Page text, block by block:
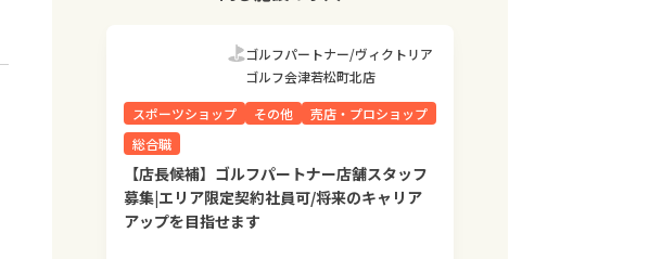
ゴルフパートナー/ヴィクトリア
ゴルフ会津若松町北店
スポーツショップ
その他
売店・プロショップ
総合職
【店長候補】ゴルフパートナー店舗スタッフ
募集|エリア限定契約社員可/将来のキャリア
アップを目指せます